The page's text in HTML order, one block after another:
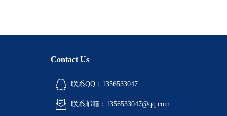
Contact Us
联系QQ：1356533047
联系邮箱：1356533047@qq.com